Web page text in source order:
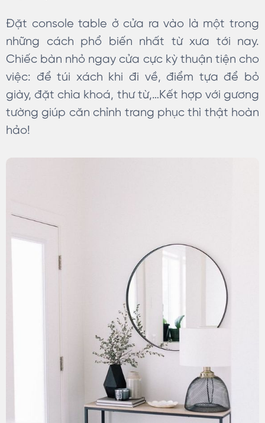
Đặt console table ở cửa ra vào là một trong
những cách phổ biến nhất từ xưa tới nay.
Chiếc bàn nhỏ ngay cửa cực kỳ thuận tiện cho
việc: để túi xách khi đi về, điểm tựa để bỏ
giày, đặt chìa khoá, thư từ,…Kết hợp với gương
tường giúp căn chỉnh trang phục thì thật hoàn
hảo!